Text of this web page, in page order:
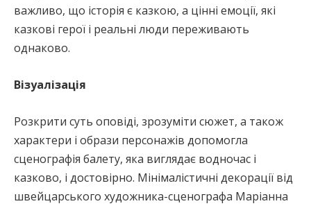
важливо, що історія є казкою, а цінні емоції, які
казкові герої і реальні люди переживають
однаково.
Візуалізація
Розкрити суть оповіді, зрозуміти сюжет, а також
характери і образи персонажів допомогла
сценографія балету, яка виглядає водночас і
казково, і достовірно. Мінімалістичні декорації від
швейцарського художника-сценографа Маріанна